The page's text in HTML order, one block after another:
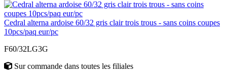
Cedral alterna ardoise 60/32 gris clair trois trous - sans coins coupes
10pcs/paq eur/pc
F60/32LG3G
Sur commande dans toutes les filiales